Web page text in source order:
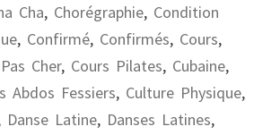
Cha, Chorégraphie, Condition
, Confirmé, Confirmés, Cours,
Cher, Cours Pilates, Cubaine,
Abdos Fessiers, Culture Physique,
Danse Latine, Danses Latines,